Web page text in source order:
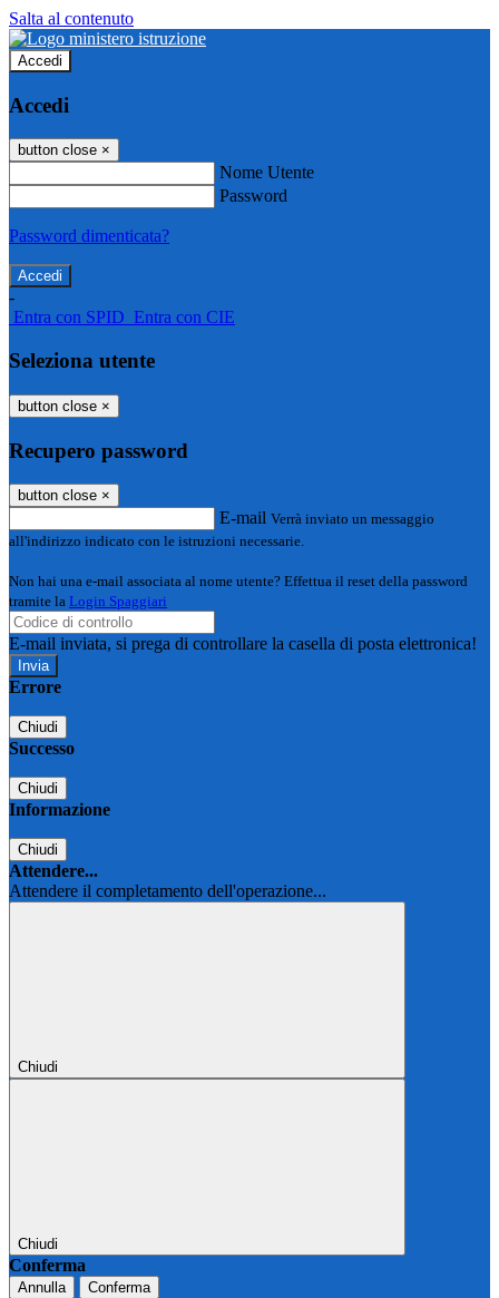
Salta al contenuto
Accedi
Accedi
button close ×
Nome Utente
Password
Password dimenticata?
-
Entra con SPID Entra con CIE
Seleziona utente
button close ×
Recupero password
button close ×
E-mail Verrà inviato un messaggio
all'indirizzo indicato con le istruzioni necessarie.
Non hai una e-mail associata al nome utente? Effettua il reset della password
tramite la Login Spaggiari
E-mail inviata, si prega di controllare la casella di posta elettronica!
Errore
Chiudi
Successo
Chiudi
Informazione
Chiudi
Attendere...
Attendere il completamento dell'operazione...
Chiudi
Chiudi
Conferma
Annulla Conferma